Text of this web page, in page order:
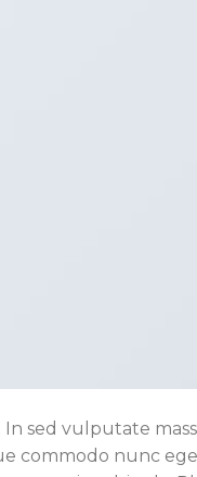
sed vulputate
commodo nunc